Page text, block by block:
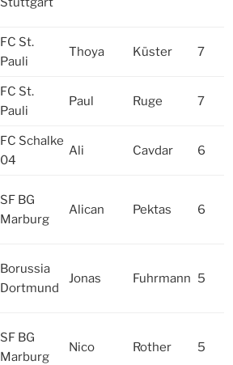
FC St.
Pauli
Thoya Küster 7
FC St.
Pauli
Paul Ruge 7
FC Schalke
04
Ali Cavdar 6
SF BG
Marburg
Alican Pektas 6
Borussia
Dortmund
Jonas Fuhrmann 5
SF BG
Marburg
Nico Rother 5